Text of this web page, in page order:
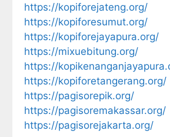
https://kopiforejateng.org/
https://kopiforesumut.org/
https://kopiforejayapura.org/
https://mixuebitung.org/
https://
https://kopiforetangerang.org/
https://pagisorepik.org/
https://pagisoremakassar.org/
https://pagisorejakarta.org/